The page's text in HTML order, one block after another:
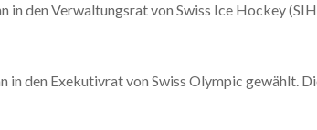
in den Verwaltungsrat von Swiss Ice Hockey
den Exekutivrat von Swiss Olympic gewählt.